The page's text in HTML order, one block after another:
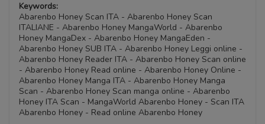
Keywords:
Abarenbo Honey Scan ITA - Abarenbo Honey Scan
ITALIANE - Abarenbo Honey MangaWorld - Abarenbo
Honey MangaDex - Abarenbo Honey MangaEden -
Abarenbo Honey SUB ITA - Abarenbo Honey Leggi online -
Abarenbo Honey Reader ITA - Abarenbo Honey Scan online
- Abarenbo Honey Read online - Abarenbo Honey Online -
Abarenbo Honey Manga ITA - Abarenbo Honey Manga
Scan - Abarenbo Honey Scan manga online - Abarenbo
Honey ITA Scan - MangaWorld Abarenbo Honey - Scan ITA
Abarenbo Honey - Read online Abarenbo Honey